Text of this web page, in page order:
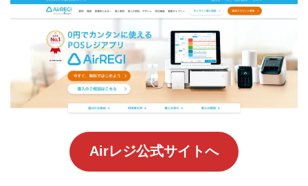
Airレジ公式サイトへ